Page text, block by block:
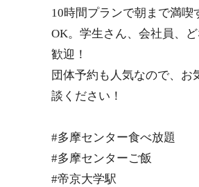
10時間プランで朝まで満喫
OK。学生さん、会社員、
歓迎！
団体予約も人気なので、お
談ください！
#多摩センター食べ放題
#多摩センターご飯
#帝京大学駅